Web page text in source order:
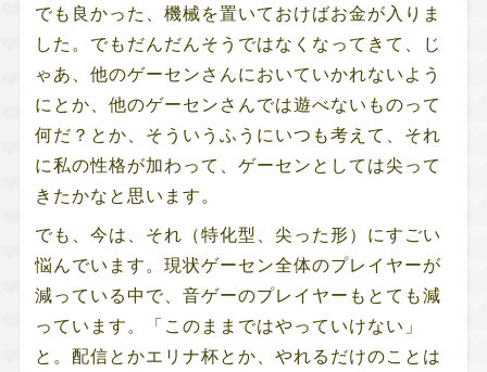
でも良かった、機械を置いておけばお金が入りま
した。でもだんだんそうではなくなってきて、じ
ゃあ、他のゲーセンさんにおいていかれないよう
にとか、他のゲーセンさんでは遊べないものって
何だ？とか、そういうふうにいつも考えて、それ
に私の性格が加わって、ゲーセンとしては尖って
きたかなと思います。
でも、今は、それ（特化型、尖った形）にすごい
悩んでいます。現状ゲーセン全体のプレイヤーが
減っている中で、音ゲーのプレイヤーもとても減
っています。「このままではやっていけない」
と。配信とかエリナ杯とか、やれるだけのことは